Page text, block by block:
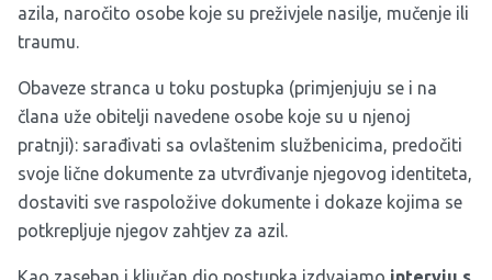
azila, naročito osobe koje su preživjele nasilje, mučenje ili
traumu.
Obaveze stranca u toku postupka (primjenjuju se i na
člana uže obitelji navedene osobe koje su u njenoj
pratnji): sarađivati sa ovlaštenim službenicima, predočiti
svoje lične dokumente za utvrđivanje njegovog identiteta,
dostaviti sve raspoložive dokumente i dokaze kojima se
potkrepljuje njegov zahtjev za azil.